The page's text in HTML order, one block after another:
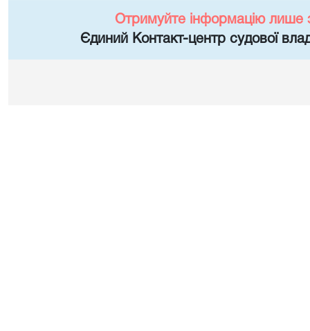
Отримуйте інформацію лише
Єдиний Контакт-центр судової